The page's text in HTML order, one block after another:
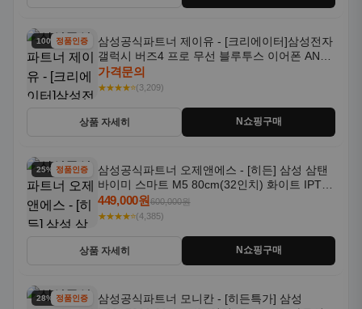
100% 할인
정품인증
삼성공식파트너 제이유 - [크리에이터]삼성전자
갤럭시 버즈4 프로 무선 블루투스 이어폰 ANC
SM-R640N
가격문의
★★★★⭐(3,209)
상품 자세히 N쇼핑구매
25% 할인정품인증
삼성공식파트너 오제앤에스 - [히든] 삼성 삼탠
바이미 스마트 M5 80cm(32인치) 화이트 IPTV
OTT 패키지
449,000원600,000원
★★★★⭐(4,385)
상품 자세히 N쇼핑구매
28% 할인정품인증
삼성공식파트너 모니칸 - [히든특가] 삼성